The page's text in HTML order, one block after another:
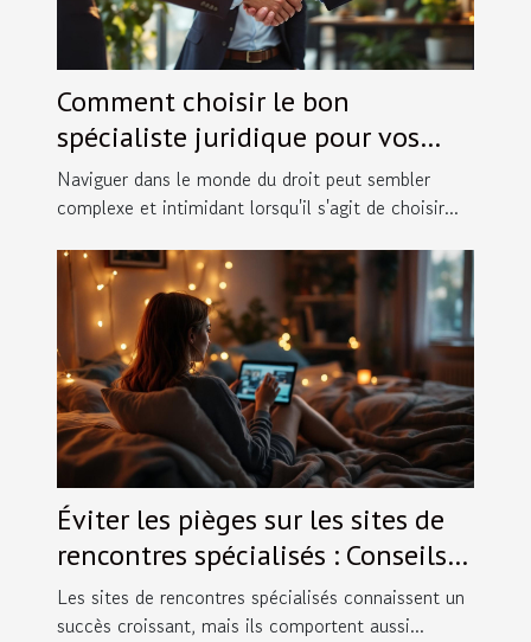
Comment choisir le bon
spécialiste juridique pour vos
besoins spécifiques ?
Naviguer dans le monde du droit peut sembler
complexe et intimidant lorsqu'il s'agit de choisir...
Éviter les pièges sur les sites de
rencontres spécialisés : Conseils
pratiques.
Les sites de rencontres spécialisés connaissent un
succès croissant, mais ils comportent aussi...